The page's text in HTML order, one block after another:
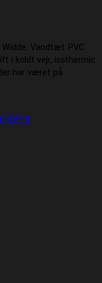
Vandtæt PVC
i koldt vejr, isothermic
har været på